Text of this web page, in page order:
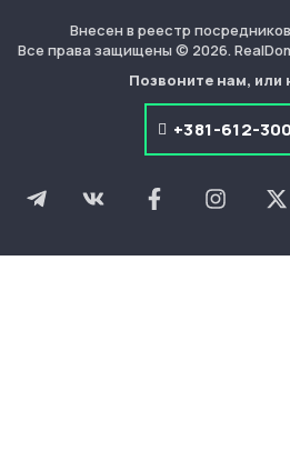
Внесен в реестр
Все права защищены © 2026.
Позвоните нам, или
+381-612-